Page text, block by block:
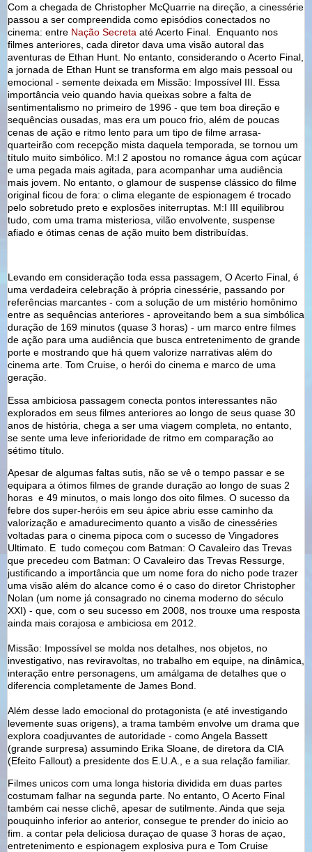
Com a chegada de Christopher McQuarrie na direção, a cinessérie
passou a ser compreendida como episódios conectados no
cinema: entre Nação Secreta até Acerto Final. Enquanto nos
filmes anteriores, cada diretor dava uma visão autoral das
aventuras de Ethan Hunt. No entanto, considerando o Acerto Final,
a jornada de Ethan Hunt se transforma em algo mais pessoal ou
emocional - semente deixada em Missão: Impossível III. Essa
importância veio quando havia queixas sobre a falta de
sentimentalismo no primeiro de 1996 - que tem boa direção e
sequências ousadas, mas era um pouco frio, além de poucas
cenas de ação e ritmo lento para um tipo de filme arrasa-
quarteirão com recepção mista daquela temporada, se tornou um
título muito simbólico. M:I 2 apostou no romance água com açúcar
e uma pegada mais agitada, para acompanhar uma audiência
mais jovem. No entanto, o glamour de suspense clássico do filme
original ficou de fora: o clima elegante de espionagem é trocado
pelo sobretudo preto e explosões initerruptas. M:I III equilibrou
tudo, com uma trama misteriosa, vilão envolvente, suspense
afiado e ótimas cenas de ação muito bem distribuídas.
Levando em consideração toda essa passagem, O Acerto Final, é
uma verdadeira celebração à própria cinessérie, passando por
referências marcantes - com a solução de um mistério homônimo
entre as sequências anteriores - aproveitando bem a sua simbólica
duração de 169 minutos (quase 3 horas) - um marco entre filmes
de ação para uma audiência que busca entretenimento de grande
porte e mostrando que há quem valorize narrativas além do
cinema arte. Tom Cruise, o herói do cinema e marco de uma
geração.
Essa ambiciosa passagem conecta pontos interessantes não
explorados em seus filmes anteriores ao longo de seus quase 30
anos de história, chega a ser uma viagem completa, no entanto,
se sente uma leve inferioridade de ritmo em comparação ao
sétimo título.
Apesar de algumas faltas sutis, não se vê o tempo passar e se
equipara a ótimos filmes de grande duração ao longo de suas 2
horas e 49 minutos, o mais longo dos oito filmes. O sucesso da
febre dos super-heróis em seu ápice abriu esse caminho da
valorização e amadurecimento quanto a visão de cinesséries
voltadas para o cinema pipoca com o sucesso de Vingadores
Ultimato. E tudo começou com Batman: O Cavaleiro das Trevas
que precedeu com Batman: O Cavaleiro das Trevas Ressurge,
justificando a importância que um nome fora do nicho pode trazer
uma visão além do alcance como é o caso do diretor Christopher
Nolan (um nome já consagrado no cinema moderno do século
XXI) - que, com o seu sucesso em 2008, nos trouxe uma resposta
ainda mais corajosa e ambiciosa em 2012.
Missão: Impossível se molda nos detalhes, nos objetos, no
investigativo, nas reviravoltas, no trabalho em equipe, na dinâmica,
interação entre personagens, um amálgama de detalhes que o
diferencia completamente de James Bond.
Além desse lado emocional do protagonista (e até investigando
levemente suas origens), a trama também envolve um drama que
explora coadjuvantes de autoridade - como Angela Bassett
(grande surpresa) assumindo Erika Sloane, de diretora da CIA
(Efeito Fallout) a presidente dos E.U.A., e a sua relação familiar.
Filmes unicos com uma longa historia dividida em duas partes
costumam falhar na segunda parte. No entanto, O Acerto Final
também cai nesse clichê, apesar de sutilmente. Ainda que seja
pouquinho inferior ao anterior, consegue te prender do inicio ao
fim. a contar pela deliciosa duraçao de quase 3 horas de açao,
entretenimento e espionagem explosiva pura e Tom Cruise